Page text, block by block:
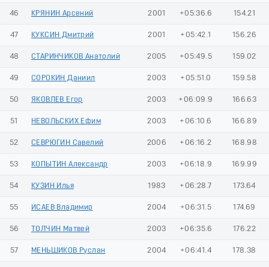
46 КРЯНИН Арсений 2001 +05:36.6 154.21
47 КУКСИН Дмитрий 2001 +05:42.1 156.26
48 СТАРИНЧИКОВ Анатолий 2005 +05:49.5 159.02
49 СОРОКИН Даниил 2003 +05:51.0 159.58
50 ЯКОВЛЕВ Егор 2003 +06:09.9 166.63
51 НЕВОЛЬСКИХ Ефим 2003 +06:10.6 166.89
52 СЕВРЮГИН Савелий 2006 +06:16.2 168.98
53 КОПЫТИН Александр 2003 +06:18.9 169.99
54 КУЗИН Илья 1983 +06:28.7 173.64
55 ИСАЕВ Владимир 2004 +06:31.5 174.69
56 ТОЛЧИН Матвей 2003 +06:35.6 176.22
57 МЕНЬШИКОВ Руслан 2004 +06:41.4 178.38